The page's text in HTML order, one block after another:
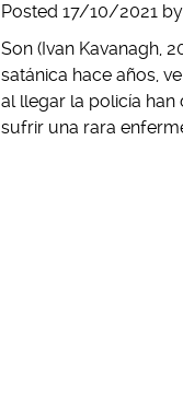
Posted 17/10/2021 by
Son (Ivan Kavanagh,
satánica hace años,
al llegar la policía han
sufrir una rara